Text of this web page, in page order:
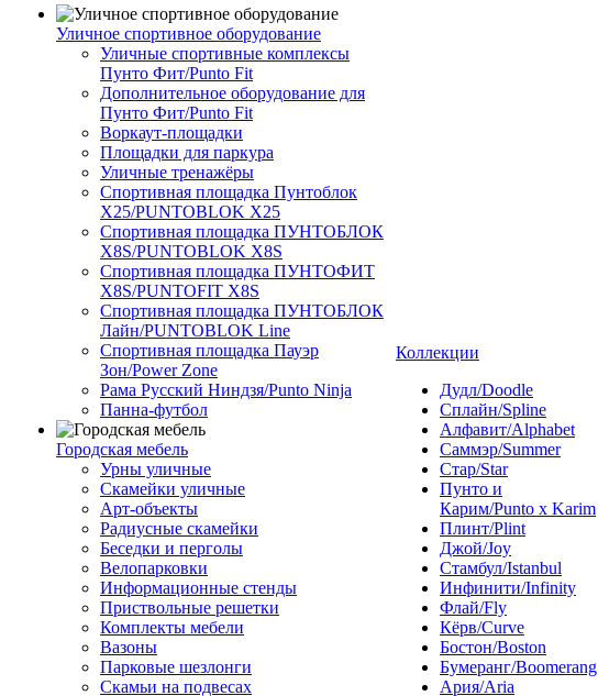
Уличное спортивное оборудование
Уличные спортивные комплексы
Пунто Фит/Punto Fit
Дополнительное оборудование для
Пунто Фит/Punto Fit
Воркаут-площадки
Площадки для паркура
Уличные тренажёры
Спортивная площадка Пунтоблок
Х25/PUNTOBLOK X25
Спортивная площадка ПУНТОБЛОК
X8S/PUNTOBLOK X8S
Спортивная площадка ПУНТОФИТ
X8S/PUNTOFIT X8S
Спортивная площадка ПУНТОБЛОК
Лайн/PUNTOBLOK Line
Спортивная площадка Пауэр
Зон/Power Zone
Рама Русский Ниндзя/Punto Ninja
Панна-футбол
Городская мебель
Урны уличные
Скамейки уличные
Арт-объекты
Радиусные скамейки
Беседки и перголы
Велопарковки
Информационные стенды
Приствольные решетки
Комплекты мебели
Вазоны
Парковые шезлонги
Скамьи на подвесах
Коллекции
Дудл/Doodle
Сплайн/Spline
Алфавит/Alphabet
Саммэр/Summer
Стар/Star
Пунто и
Карим/Punto x Karim
Плинт/Plint
Джой/Joy
Стамбул/Istanbul
Инфинити/Infinity
Флай/Fly
Кёрв/Curve
Бостон/Boston
Бумеранг/Boomerang
Ария/Aria